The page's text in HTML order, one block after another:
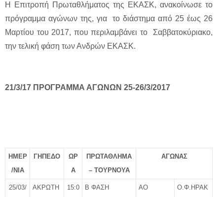
Η Επιτροπή Πρωταθλήματος της ΕΚΑΣΚ, ανακοίνωσε το
πρόγραμμα αγώνων της, για το διάστημα από 25 έως 26
Μαρτίου του 2017, που περιλαμβάνει το Σαββατοκύριακο,
την τελική φάση των Ανδρών ΕΚΑΣΚ.
21/3/17 ΠΡΟΓΡΑΜΜΑ ΑΓΩΝΩΝ 25-26/3/2017
ΗΜΕΡ
/ΝΙΑ
ΓΗΠΕΔΟ
ΩΡ
Α
ΠΡΩΤΑΘΛΗΜΑ
– ΤΟΥΡΝΟΥΑ
ΑΓΩΝΑΣ
25/03/
ΑΚΡΩΤΗ
15:0
Β ΦΑΣΗ
ΑΟ
Ο.Φ.ΗΡΑΚ